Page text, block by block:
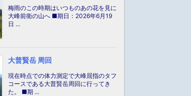
梅雨のこの時期はいつものあの花を見に
大峰前衛の山へ ■期日：2026年6月19
日 ...
大普賢岳 周回
現在時点での体力測定で大峰屈指のタフ
コースである大普賢岳周回に行ってき
た。 ■期 ...